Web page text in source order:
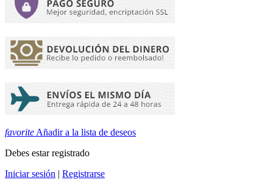
favorite Añadir a la lista de deseos
Debes estar registrado
Iniciar sesión | Registrarse